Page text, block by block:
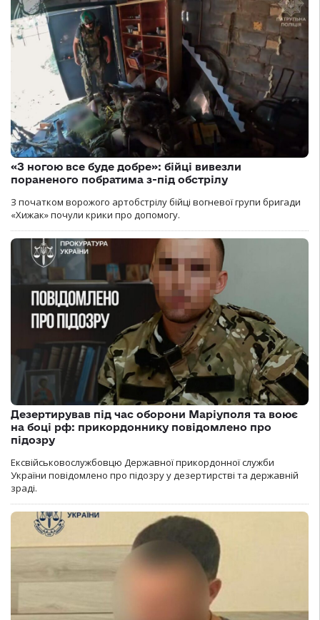
«З ногою все буде добре»: бійці вивезли
пораненого побратима з-під обстрілу
З початком ворожого артобстрілу бійці вогневої групи бригади
«Хижак» почули крики про допомогу.
Дезертирував під час оборони Маріуполя та воює
на боці рф: прикордоннику повідомлено про
підозру
Ексвійськовослужбовцю Державної прикордонної служби
України повідомлено про підозру у дезертирстві та державній
зраді.